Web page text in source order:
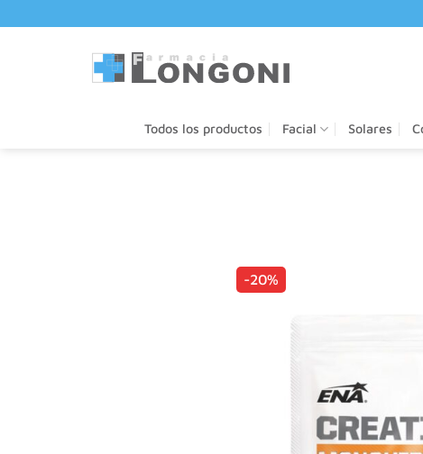
al
Todos los productos Facial Solares
-20%